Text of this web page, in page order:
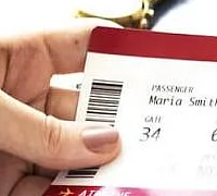
Reclami compagnie aeree
Risarcimento per scioperi
Regolamenti